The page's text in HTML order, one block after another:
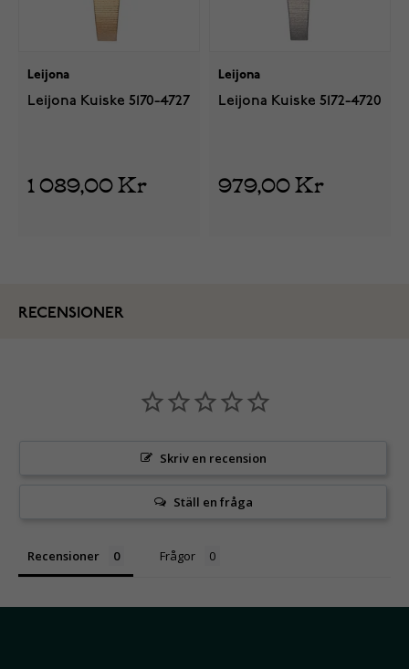
Leijona
Leijona Kuiske 5170-4727
1 089,00 Kr
Leijona
Leijona Kuiske 5172-4720
979,00 Kr
RECENSIONER
Skriv en recension
Ställ en fråga
Recensioner Frågor